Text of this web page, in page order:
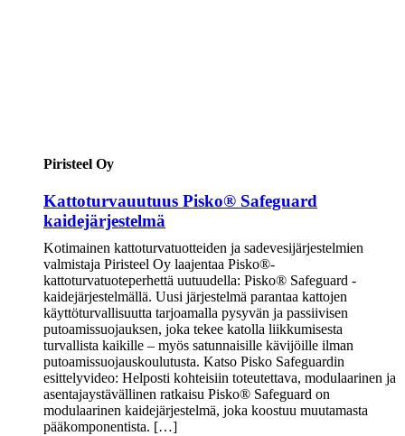
Piristeel Oy
Kattoturvauutuus Pisko® Safeguard
kaidejärjestelmä
Kotimainen kattoturvatuotteiden ja sadevesijärjestelmien
valmistaja Piristeel Oy laajentaa Pisko®-
kattoturvatuoteperhettä uutuudella: Pisko® Safeguard -
kaidejärjestelmällä. Uusi järjestelmä parantaa kattojen
käyttöturvallisuutta tarjoamalla pysyvän ja passiivisen
putoamissuojauksen, joka tekee katolla liikkumisesta
turvallista kaikille – myös satunnaisille kävijöille ilman
putoamissuojauskoulutusta. Katso Pisko Safeguardin
esittelyvideo: Helposti kohteisiin toteutettava, modulaarinen ja
asentajaystävällinen ratkaisu Pisko® Safeguard on
modulaarinen kaidejärjestelmä, joka koostuu muutamasta
pääkomponentista. […]